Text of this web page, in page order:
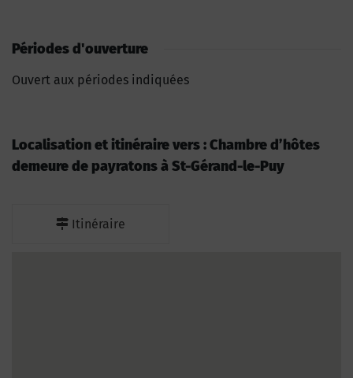
Périodes d'ouverture
Ouvert aux périodes indiquées
Localisation et itinéraire vers : Chambre d’hôtes
demeure de payratons à St-Gérand-le-Puy
Itinéraire